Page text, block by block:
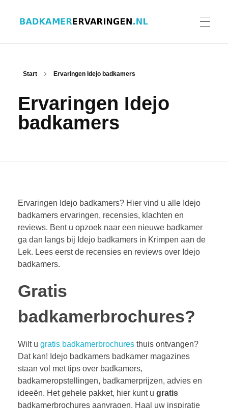
ERVARINGEN BADKAMERS
CONTACT
Start Ervaringen Idejo badkamers
Ervaringen Idejo
badkamers
Ervaringen Idejo badkamers? Hier vind u alle Idejo
badkamers ervaringen, recensies, klachten en
reviews. Bent u opzoek naar een nieuwe badkamer
ga dan langs bij Idejo badkamers in Krimpen aan de
Lek. Lees eerst de recensies en reviews over Idejo
badkamers.
Gratis
badkamerbrochures?
Wilt u gratis badkamerbrochures thuis ontvangen?
Dat kan! Idejo badkamers badkamer magazines
staan vol met tips over badkamers,
badkameropstellingen, badkamerprijzen, advies en
ideeën. Het gehele pakket, hier kunt u gratis
badkamerbrochures aanvragen. Haal uw inspiratie